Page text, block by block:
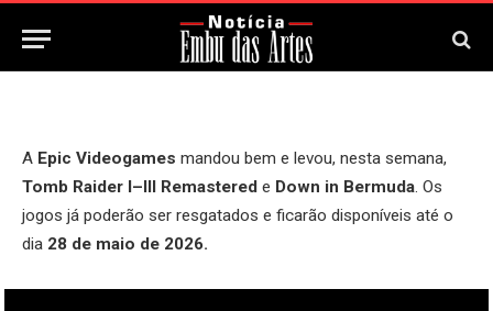
23 de Maio, 2026 Updated: 23 de Maio, 2026
A Epic Videogames mandou bem e levou, nesta semana,
Tomb Raider I–III Remastered e Down in Bermuda. Os
jogos já poderão ser resgatados e ficarão disponíveis até o
dia 28 de maio de 2026.